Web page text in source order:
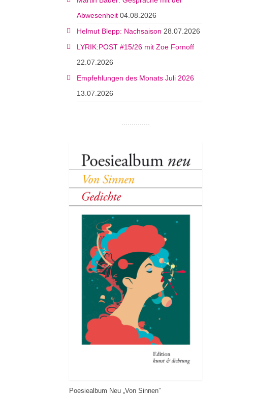
Abwesenheit 04.08.2026
Helmut Blepp: Nachsaison 28.07.2026
LYRIK:POST #15/26 mit Zoe Fornoff
22.07.2026
Empfehlungen des Monats Juli 2026
13.07.2026
Poesiealbum Neu „Von Sinnen”